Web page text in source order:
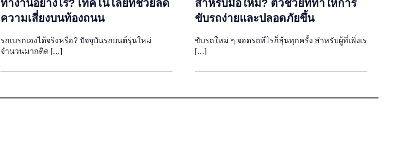
ทำงานอย่างไร? เทคโนโลยีที่ช่วยลด
ความเสี่ยงบนท้องถนน
รถเบรกเองได้จริงหรือ? ปัจจุบันรถยนต์รุ่นใหม่
จำนวนมากติด […]
สำหรับมือใหม่? ตัวช่วยที่ทำให้การ
ขับรถง่ายและปลอดภัยขึ้น
ขับรถใหม่ ๆ จอดรถทีไรก็ลุ้นทุกครั้ง สำหรับผู้ที่เพิ่งเร
[…]